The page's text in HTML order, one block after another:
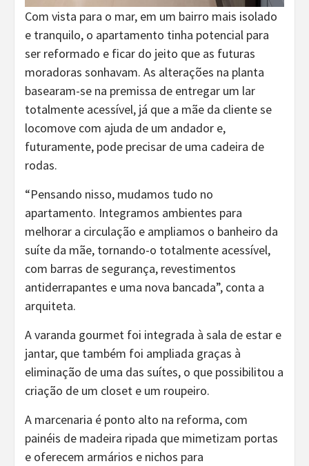
Com vista para o mar, em um bairro mais isolado
e tranquilo, o apartamento tinha potencial para
ser reformado e ficar do jeito que as futuras
moradoras sonhavam. As alterações na planta
basearam-se na premissa de entregar um lar
totalmente acessível, já que a mãe da cliente se
locomove com ajuda de um andador e,
futuramente, pode precisar de uma cadeira de
rodas.
“Pensando nisso, mudamos tudo no
apartamento. Integramos ambientes para
melhorar a circulação e ampliamos o banheiro da
suíte da mãe, tornando-o totalmente acessível,
com barras de segurança, revestimentos
antiderrapantes e uma nova bancada”, conta a
arquiteta.
A varanda gourmet foi integrada à sala de estar e
jantar, que também foi ampliada graças à
eliminação de uma das suítes, o que possibilitou a
criação de um closet e um roupeiro.
A marcenaria é ponto alto na reforma, com
painéis de madeira ripada que mimetizam portas
e oferecem armários e nichos para